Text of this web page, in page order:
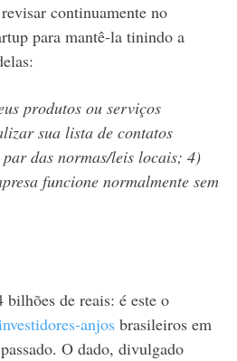
continuamente no
para mantê-la tinindo a
produtos ou serviços
sua lista de contatos
das normas/leis locais; 4)
funcione normalmente sem
bilhões de reais: é este o
anjos brasileiros em
O dado, divulgado